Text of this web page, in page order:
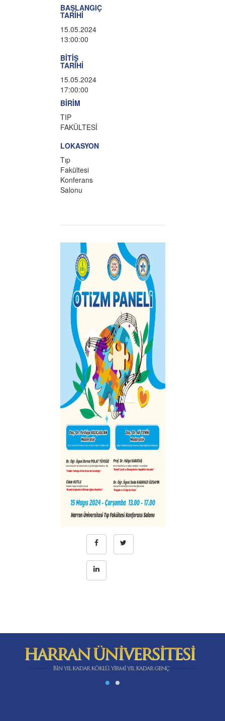
BAŞLANGIÇ
TARİHİ
15.05.2024
13:00:00
BİTİŞ
TARİHİ
15.05.2024
17:00:00
BİRİM
TIP
FAKÜLTESİ
LOKASYON
Tıp
Fakültesi
Konferans
Salonu